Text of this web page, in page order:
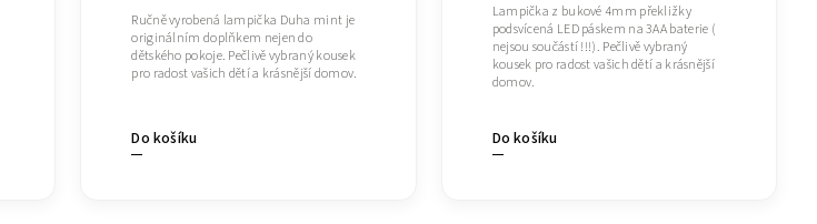
Do košíku
Ručně vyrobená lampička Duha mint je
originálním doplňkem nejen do
dětského pokoje. Pečlivě vybraný kousek
pro radost vašich dětí a krásnější domov.
Do košíku
Lampička z bukové 4mm překližky
podsvícená LED páskem na 3AA baterie (
nejsou součástí !!!). Pečlivě vybraný
kousek pro radost vašich dětí a krásnější
domov.